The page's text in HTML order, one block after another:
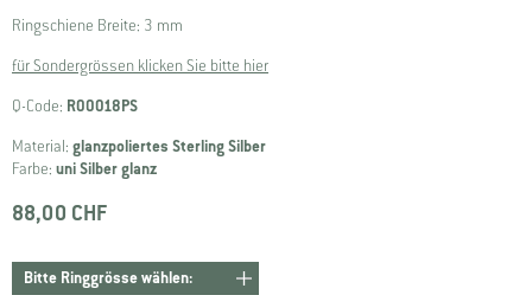
Ringschiene Breite: 3 mm
für Sondergrössen klicken Sie bitte hier
Q-Code: R00018PS
Material: glanzpoliertes Sterling Silber
Farbe: uni Silber glanz
88,00 CHF